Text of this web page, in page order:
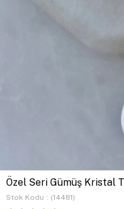
Özel Seri Gümüş Kristal
Stok Kodu (14481)